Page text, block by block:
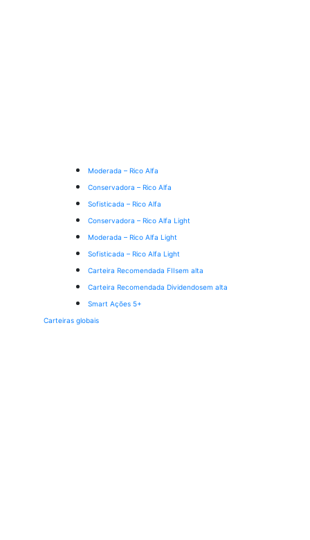
Moderada – Rico Alfa
Conservadora – Rico Alfa
Sofisticada – Rico Alfa
Conservadora – Rico Alfa Light
Moderada – Rico Alfa Light
Sofisticada – Rico Alfa Light
Carteira Recomendada FIIsem alta
Carteira Recomendada Dividendosem alta
Smart Ações 5+
Carteiras globais